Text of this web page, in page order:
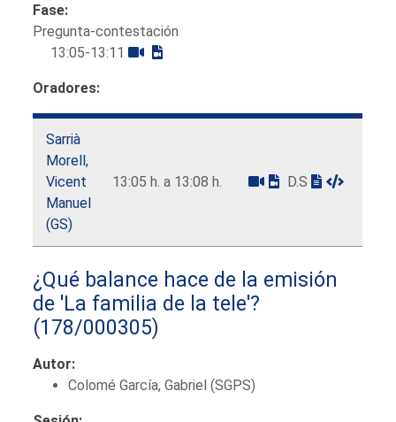
Fase:
Pregunta-contestación
13:05-13:11
Oradores:
Sarrià
Morell,
Vicent
Manuel
(GS)
13:05 h. a 13:08 h. D.S
¿Qué balance hace de la emisión
de 'La familia de la tele'?
(178/000305)
Autor:
Colomé García, Gabriel (SGPS)